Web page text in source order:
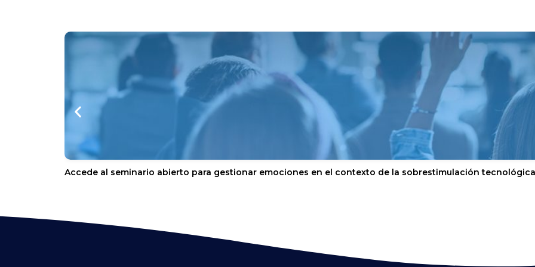
Accede al seminario abierto para gestionar emociones en el contexto de la sobrestimulación tecnológica